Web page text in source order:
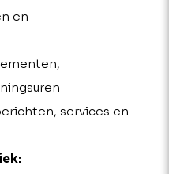
en
services en